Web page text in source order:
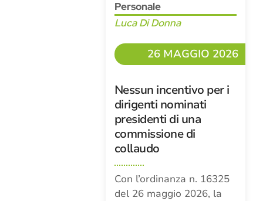
Personale
Luca Di Donna
26 MAGGIO 2026
Nessun incentivo per i
dirigenti nominati
presidenti di una
commissione di
collaudo
Con l’ordinanza n. 16325
del 26 maggio 2026, la